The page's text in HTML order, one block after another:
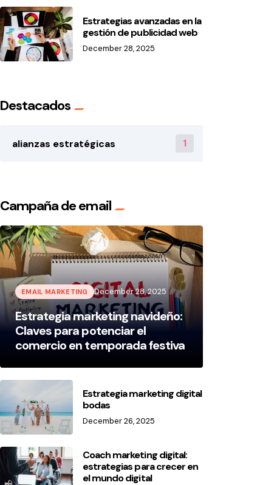
Estrategias avanzadas en la
gestión de publicidad web
December 28, 2025
Destacados
alianzas estratégicas 1
Campaña de email
EMAIL MARKETING December 28, 2025
Estrategia marketing navideño:
Claves para potenciar el
comercio en temporada festiva
Estrategia marketing digital
bodas
December 26, 2025
Coach marketing digital:
estrategias para crecer en
el mundo digital